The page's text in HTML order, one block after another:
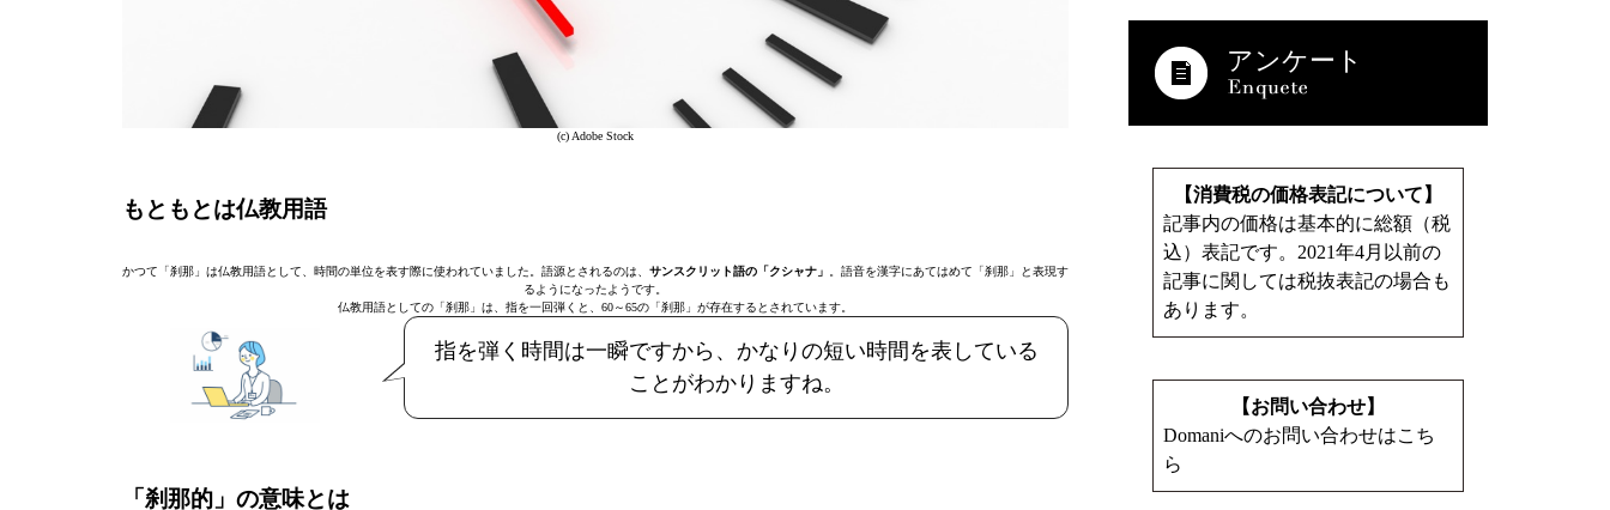
(c) Adobe Stock
もともとは仏教用語
かつて「刹那」は仏教用語として、時間の単位を表す際に使われていました。語源とされるのは、 サンスクリット語の「クシャナ」 。語音を漢字にあてはめて「刹那」と表現す
るようになったようです。
仏教用語としての「刹那」は、指を一回弾くと、60～65の「刹那」が存在するとされています。
指を弾く時間は一瞬ですから、かなりの短い時間を表している
ことがわかりますね。
「刹那的」の意味とは
アンケート
【消費税の価格表記について】
記事内の価格は基本的に総額（税
込）表記です。2021年4月以前の
記事に関しては税抜表記の場合も
あります。
【お問い合わせ】
Domaniへのお問い合わせはこち
ら